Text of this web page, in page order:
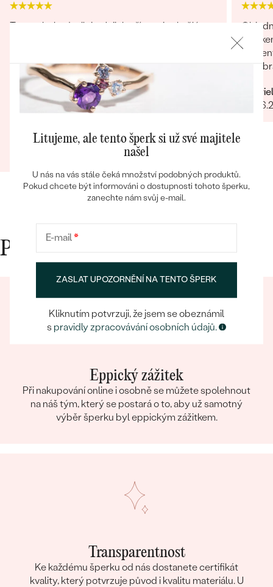
Bestsellery
Tento obchod miluju. Jejich přístup je skvělý,
jedničku.
Rychlé vyřízení objednávky Skvělá
komunikace Velký výběr Vždy krásně
zabaleno
Gabriela
Zobrazit celou recenzi
byl
je
Proč nakupovat v Eppi
Eppický zážitek
Při nakupování online i osobně se můžete spolehnout
na náš tým, který se postará o to, aby už samotný
výběr šperku byl eppickým zážitkem.
Transparentnost
Ke každému šperku od nás dostanete certifikát
kvality, který potvrzuje původ i kvalitu materiálu. U
Litujeme, ale tento šperk si už své majitele
našel
U nás na vás stále čeká množství podobných produktů.
Pokud chcete být informováni o dostupnosti tohoto šperku,
zanechte nám svůj e-mail.
E-mail*
ZASLAT UPOZORNĚNÍ NA TENTO ŠPERK
Kliknutím potvrzuji, že jsem se obeznámil
s pravidly zpracovávání osobních údajů.